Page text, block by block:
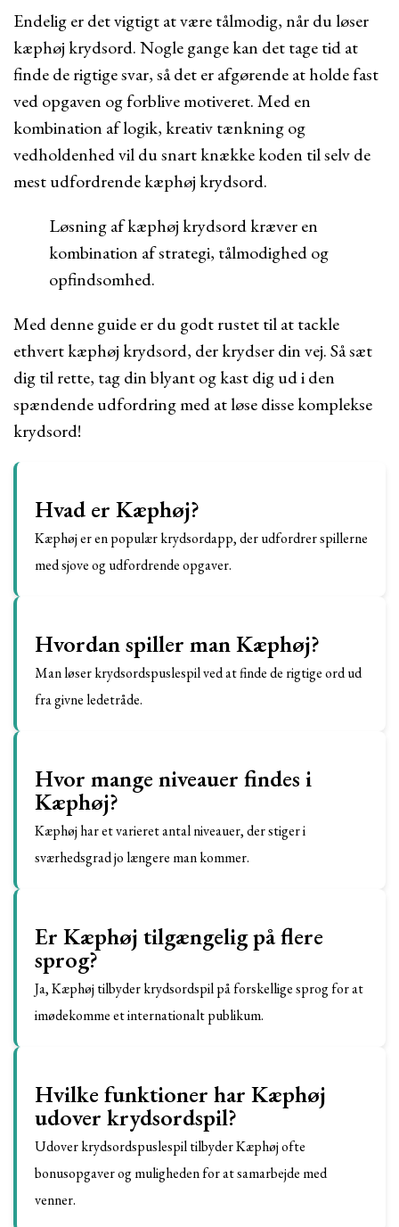
Endelig er det vigtigt at være tålmodig, når du løser
kæphøj krydsord. Nogle gange kan det tage tid at
finde de rigtige svar, så det er afgørende at holde fast
ved opgaven og forblive motiveret. Med en
kombination af logik, kreativ tænkning og
vedholdenhed vil du snart knække koden til selv de
mest udfordrende kæphøj krydsord.
Løsning af kæphøj krydsord kræver en
kombination af strategi, tålmodighed og
opfindsomhed.
Med denne guide er du godt rustet til at tackle
ethvert kæphøj krydsord, der krydser din vej. Så sæt
dig til rette, tag din blyant og kast dig ud i den
spændende udfordring med at løse disse komplekse
krydsord!
Hvad er Kæphøj?
Kæphøj er en populær krydsordapp, der udfordrer spillerne
med sjove og udfordrende opgaver.
Hvordan spiller man Kæphøj?
Man løser krydsordspuslespil ved at finde de rigtige ord ud
fra givne ledetråde.
Hvor mange niveauer findes i
Kæphøj?
Kæphøj har et varieret antal niveauer, der stiger i
sværhedsgrad jo længere man kommer.
Er Kæphøj tilgængelig på flere
sprog?
Ja, Kæphøj tilbyder krydsordspil på forskellige sprog for at
imødekomme et internationalt publikum.
Hvilke funktioner har Kæphøj
udover krydsordspil?
Udover krydsordspuslespil tilbyder Kæphøj ofte
bonusopgaver og muligheden for at samarbejde med
venner.